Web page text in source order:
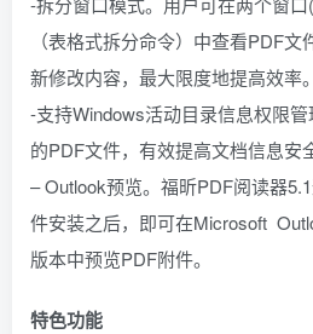
（表格式拆分命令）中查看PDF
新修改内容，最大限度地提高效率。
-支持Windows活动目录信息权限
的PDF文件，有效提高文档信息安
– Outlook预览。福昕PDF阅读器
件安装之后，即可在Microsoft
版本中预览PDF附件。
特色功能